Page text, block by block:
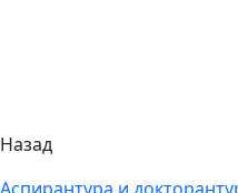
Назад